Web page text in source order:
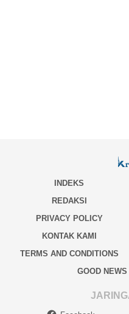
INDEKS
REDAKSI
PRIVACY POLICY
KONTAK KAMI
TERMS AND CONDITIONS
GOOD